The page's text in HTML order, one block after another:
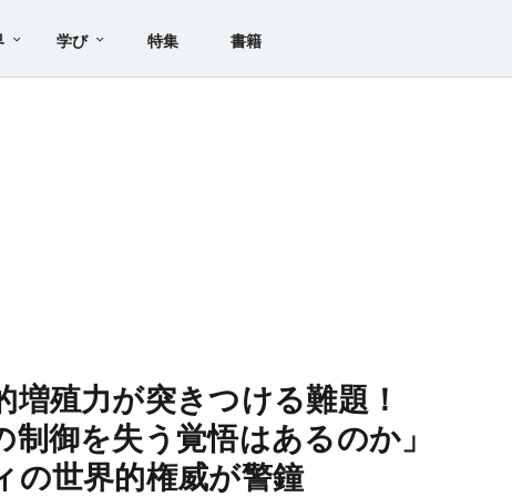
学び 特集 書籍
殖力が突きつける難題！
制御を失う覚悟はあるのか」
の世界的権威が警鐘